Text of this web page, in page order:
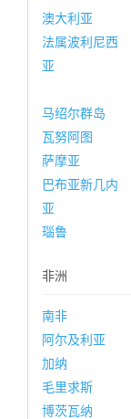
澳大利亚
法属波利尼西
亚
马绍尔群岛
瓦努阿图
萨摩亚
巴布亚新几内
亚
瑙鲁
非洲
南非
阿尔及利亚
加纳
毛里求斯
博茨瓦纳